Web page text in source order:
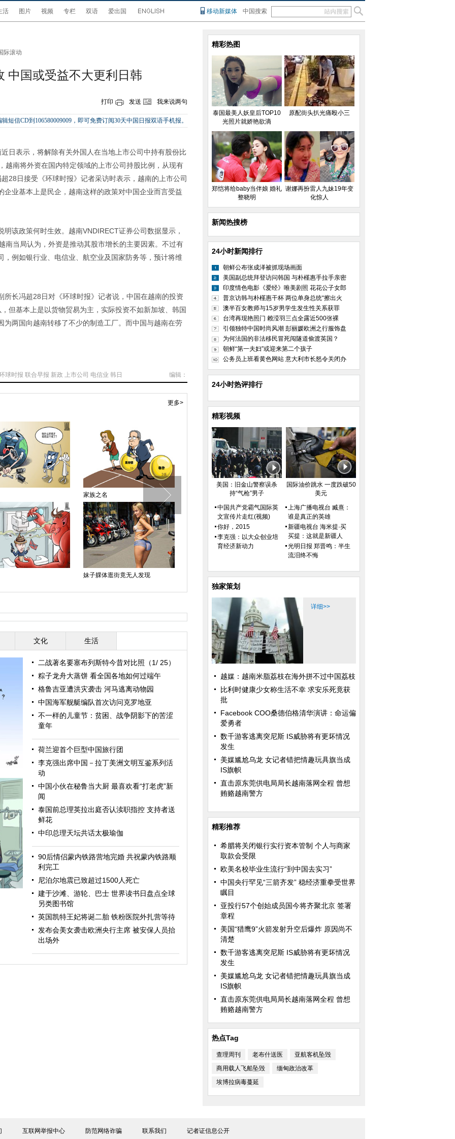
活 图片 视频 专栏 双语 爱出国 移动新媒体 中国搜索
际滚动
中国或受益不大更利日韩
打印 发送 我来说两句
短信CD到106580009009，即可免费订阅30天中国日报双语手机报。
表示，将解除有关外国人在当地上市公司中持有股份比
越南将外资在国内特定领域的上市公司持股比例，从现有
28日接受《环球时报》记者采访时表示，越南的上市公司
业基本上是民企，越南这样的政策对中国企业而言受益
政策何时生效。越南VNDIRECT证券公司数据显示，
南当局认为，外资是推动其股市增长的主要因素。不过有
例如银行业、电信业、航空业及国家防务等，预计将维
冯超28日对《环球时报》记者说，中国在越南的投资
但基本上是以货物贸易为主，实际投资不如新加坡、韩国
两国向越南转移了不少的制造工厂。而中国与越南在劳
编辑：
球时报 联合早报 新政 上市公司 电信业 韩日
更多>
家族之名
妹子躶体逛街竟无人发现
上世纪50年代文胸亮瞎了 买房不如在悬崖边盖个房
文化 生活
二战著名要塞布列斯特今昔对比照（1/ 25）
粽子龙舟大蒸饼 看全国各地如何过端午
格鲁吉亚遭洪灾袭击 河马逃离动物园
中国海军舰艇编队首次访问克罗地亚
不一样的儿童节：贫困、战争阴影下的苦涩
童年
荷兰迎首个巨型中国旅行团
李克强出席中国－拉丁美洲文明互鉴系列活
动
中国小伙在秘鲁当大厨 最喜欢看“打老虎”新
闻
泰国前总理英拉出庭否认渎职指控 支持者送
鲜花
中印总理天坛共话太极瑜伽
90后情侣蒙内铁路营地完婚 共祝蒙内铁路顺
利完工
尼泊尔地震已致超过1500人死亡
建于沙滩、游轮、巴士 世界读书日盘点全球
另类图书馆
英国凯特王妃将诞二胎 铁粉医院外扎营等待
发布会美女袭击欧洲央行主席 被安保人员抬
出场外
精彩热图
泰国最美人妖皇后TOP10
光照片就娇艳欲滴
原配街头扒光痛殴小三
郑恺将给baby当伴娘 婚礼
整晓明
谢娜再扮雷人九妹19年变
化惊人
新闻热搜榜
24小时新闻排行
朝鲜公布张成泽被抓现场画面
美国副总统拜登访问韩国 与朴槿惠手拉手亲密
印度情色电影《爱经》唯美剧照 花花公子女郎
普京访韩与朴槿惠干杯 两位单身总统“擦出火
澳半百女教师与15岁男学生发生性关系获罪
台湾再现艳照门 赖滢羽三点全露近500张裸
引领独特中国时尚风潮 彭丽媛欧洲之行服饰盘
为何法国的非法移民冒死闯隧道偷渡英国？
朝鲜“第一夫妇”或迎来第二个孩子
公务员上班看黄色网站 意大利市长怒令关闭办
24小时热评排行
精彩视频
美国：旧金山警察误杀
持“气枪”男子
国际油价跳水 一度跌破50
美元
中国共产党霸气国际英
文宣传片走红(视频)
你好，2015
李克强：以大众创业培
育经济新动力
上海广播电视台 臧熹：
谁是真正的英雄
新疆电视台 海米提·买
买提：这就是新疆人
光明日报 郑晋鸣：半生
流泪终不悔
独家策划
详细>>
越媒：越南米脂荔枝在海外拼不过中国荔枝
比利时健康少女称生活不幸 求安乐死竟获
批
Facebook COO桑德伯格清华演讲：命运偏
爱勇者
数千游客逃离突尼斯 IS威胁将有更坏情况
发生
美媒尴尬乌龙 女记者错把情趣玩具旗当成
IS旗帜
直击原东莞供电局局长越南落网全程 曾想
贿赂越南警方
精彩推荐
希腊将关闭银行实行资本管制 个人与商家
取款会受限
欧美名校毕业生流行“到中国去实习”
中国央行罕见“三箭齐发” 稳经济重拳受世界
瞩目
亚投行57个创始成员国今将齐聚北京 签署
章程
美国“猎鹰9”火箭发射升空后爆炸 原因尚不
清楚
数千游客逃离突尼斯 IS威胁将有更坏情况
发生
美媒尴尬乌龙 女记者错把情趣玩具旗当成
IS旗帜
直击原东莞供电局局长越南落网全程 曾想
贿赂越南警方
热点Tag
查理周刊 老布什送医
亚航客机坠毁
商用载人飞船坠毁
缅甸政治改革
埃博拉病毒蔓延
互联网举报中心 防范网络诈骗 联系我们 记者证信息公开